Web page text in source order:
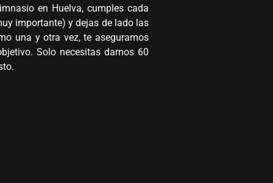
en Huelva, cumples cada
importante) y dejas de lado las
una y otra vez, te aseguramos
Solo necesitas darnos 60